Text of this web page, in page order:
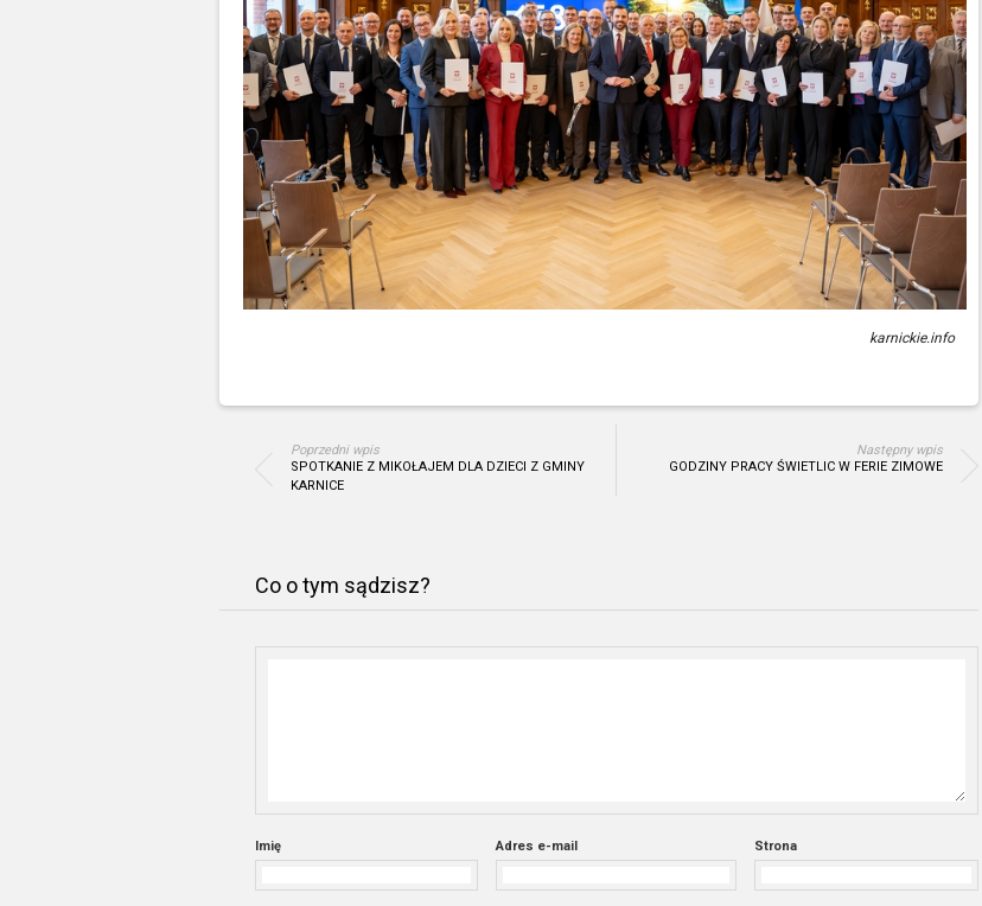
karnickie.info
Poprzedni wpis
SPOTKANIE Z MIKOŁAJEM DLA DZIECI Z GMINY
KARNICE
Następny wpis
GODZINY PRACY ŚWIETLIC W FERIE ZIMOWE
Co o tym sądzisz?
Imię Adres e-mail Strona